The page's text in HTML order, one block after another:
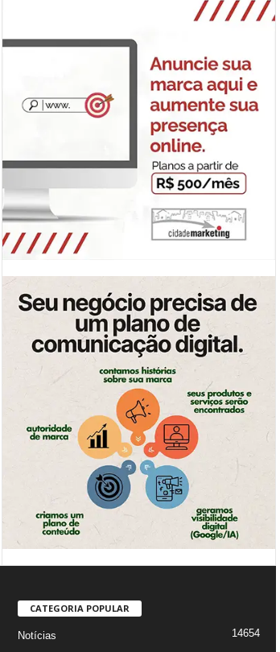
CATEGORIA POPULAR
Notícias
14654